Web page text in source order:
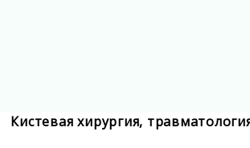
Кистевая хирургия,